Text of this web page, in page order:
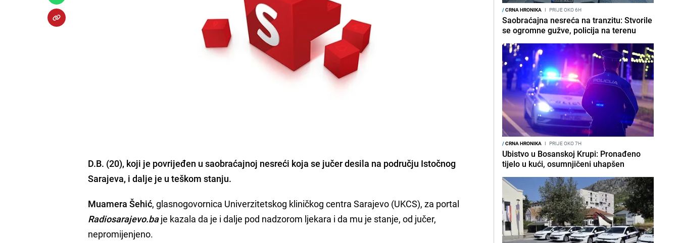
D.B. (20), koji je povrijeđen u saobraćajnoj nesreći koja se jučer desila na području Istočnog
Sarajeva, i dalje je u teškom stanju.
Muamera Šehić, glasnogovornica Univerzitetskog kliničkog centra Sarajevo (UKCS), za portal
Radiosarajevo.baje kazala da je i dalje pod nadzorom ljekara i da mu je stanje, od jučer,
nepromijenjeno.
/CRNA HRONIKA I PRIJE OKO 6H
Saobraćajna nesreća na tranzitu: Stvorile
se ogromne gužve, policija na terenu
/CRNA HRONIKA I PRIJE OKO 7H
Ubistvo u Bosanskoj Krupi: Pronađeno
tijelo u kući, osumnjičeni uhapšen